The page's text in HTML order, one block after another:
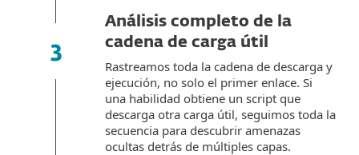
Análisis completo de la
cadena de carga útil
Rastreamos toda la cadena de descarga y
ejecución, no solo el primer enlace. Si
una habilidad obtiene un script que
descarga otra carga útil, seguimos toda la
secuencia para descubrir amenazas
ocultas detrás de múltiples capas.